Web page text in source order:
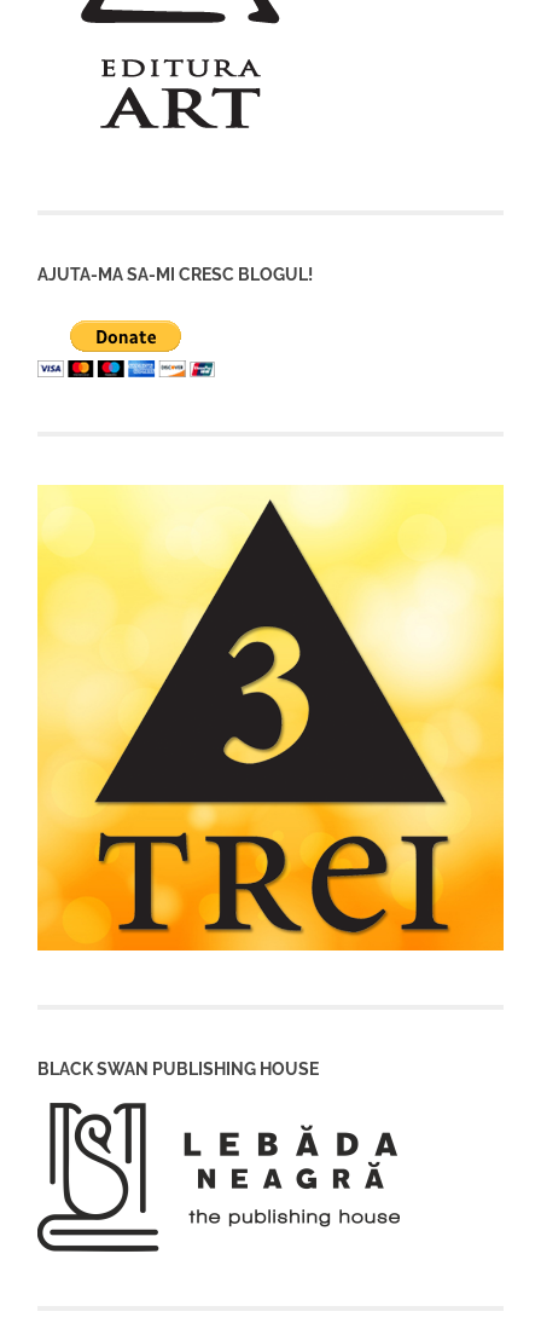
AJUTA-MA SA-MI CRESC BLOGUL!
BLACK SWAN PUBLISHING HOUSE